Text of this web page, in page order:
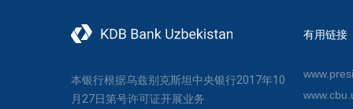
本银行根据乌兹别克斯坦中央银行2017年10
月27日第号许可证开展业务
有用链接